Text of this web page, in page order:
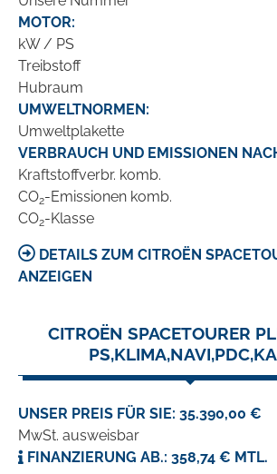
MOTOR:
kW / PS
Treibstoff
Hubraum
UMWELTNORMEN:
Umweltplakette
VERBRAUCH UND EMISSIONEN
Kraftstoffverbr. komb.
CO2-Emissionen komb.
CO2-Klasse
DETAILS ZUM CITROËN
ANZEIGEN
CITROËN SPACETOURER
UNSER PREIS FÜR SIE: 35.390,00 €
MwSt. ausweisbar
FINANZIERUNG AB.: 358,74 € MTL.